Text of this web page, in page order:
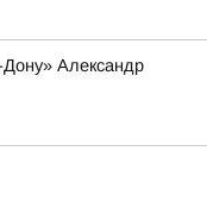
Александр